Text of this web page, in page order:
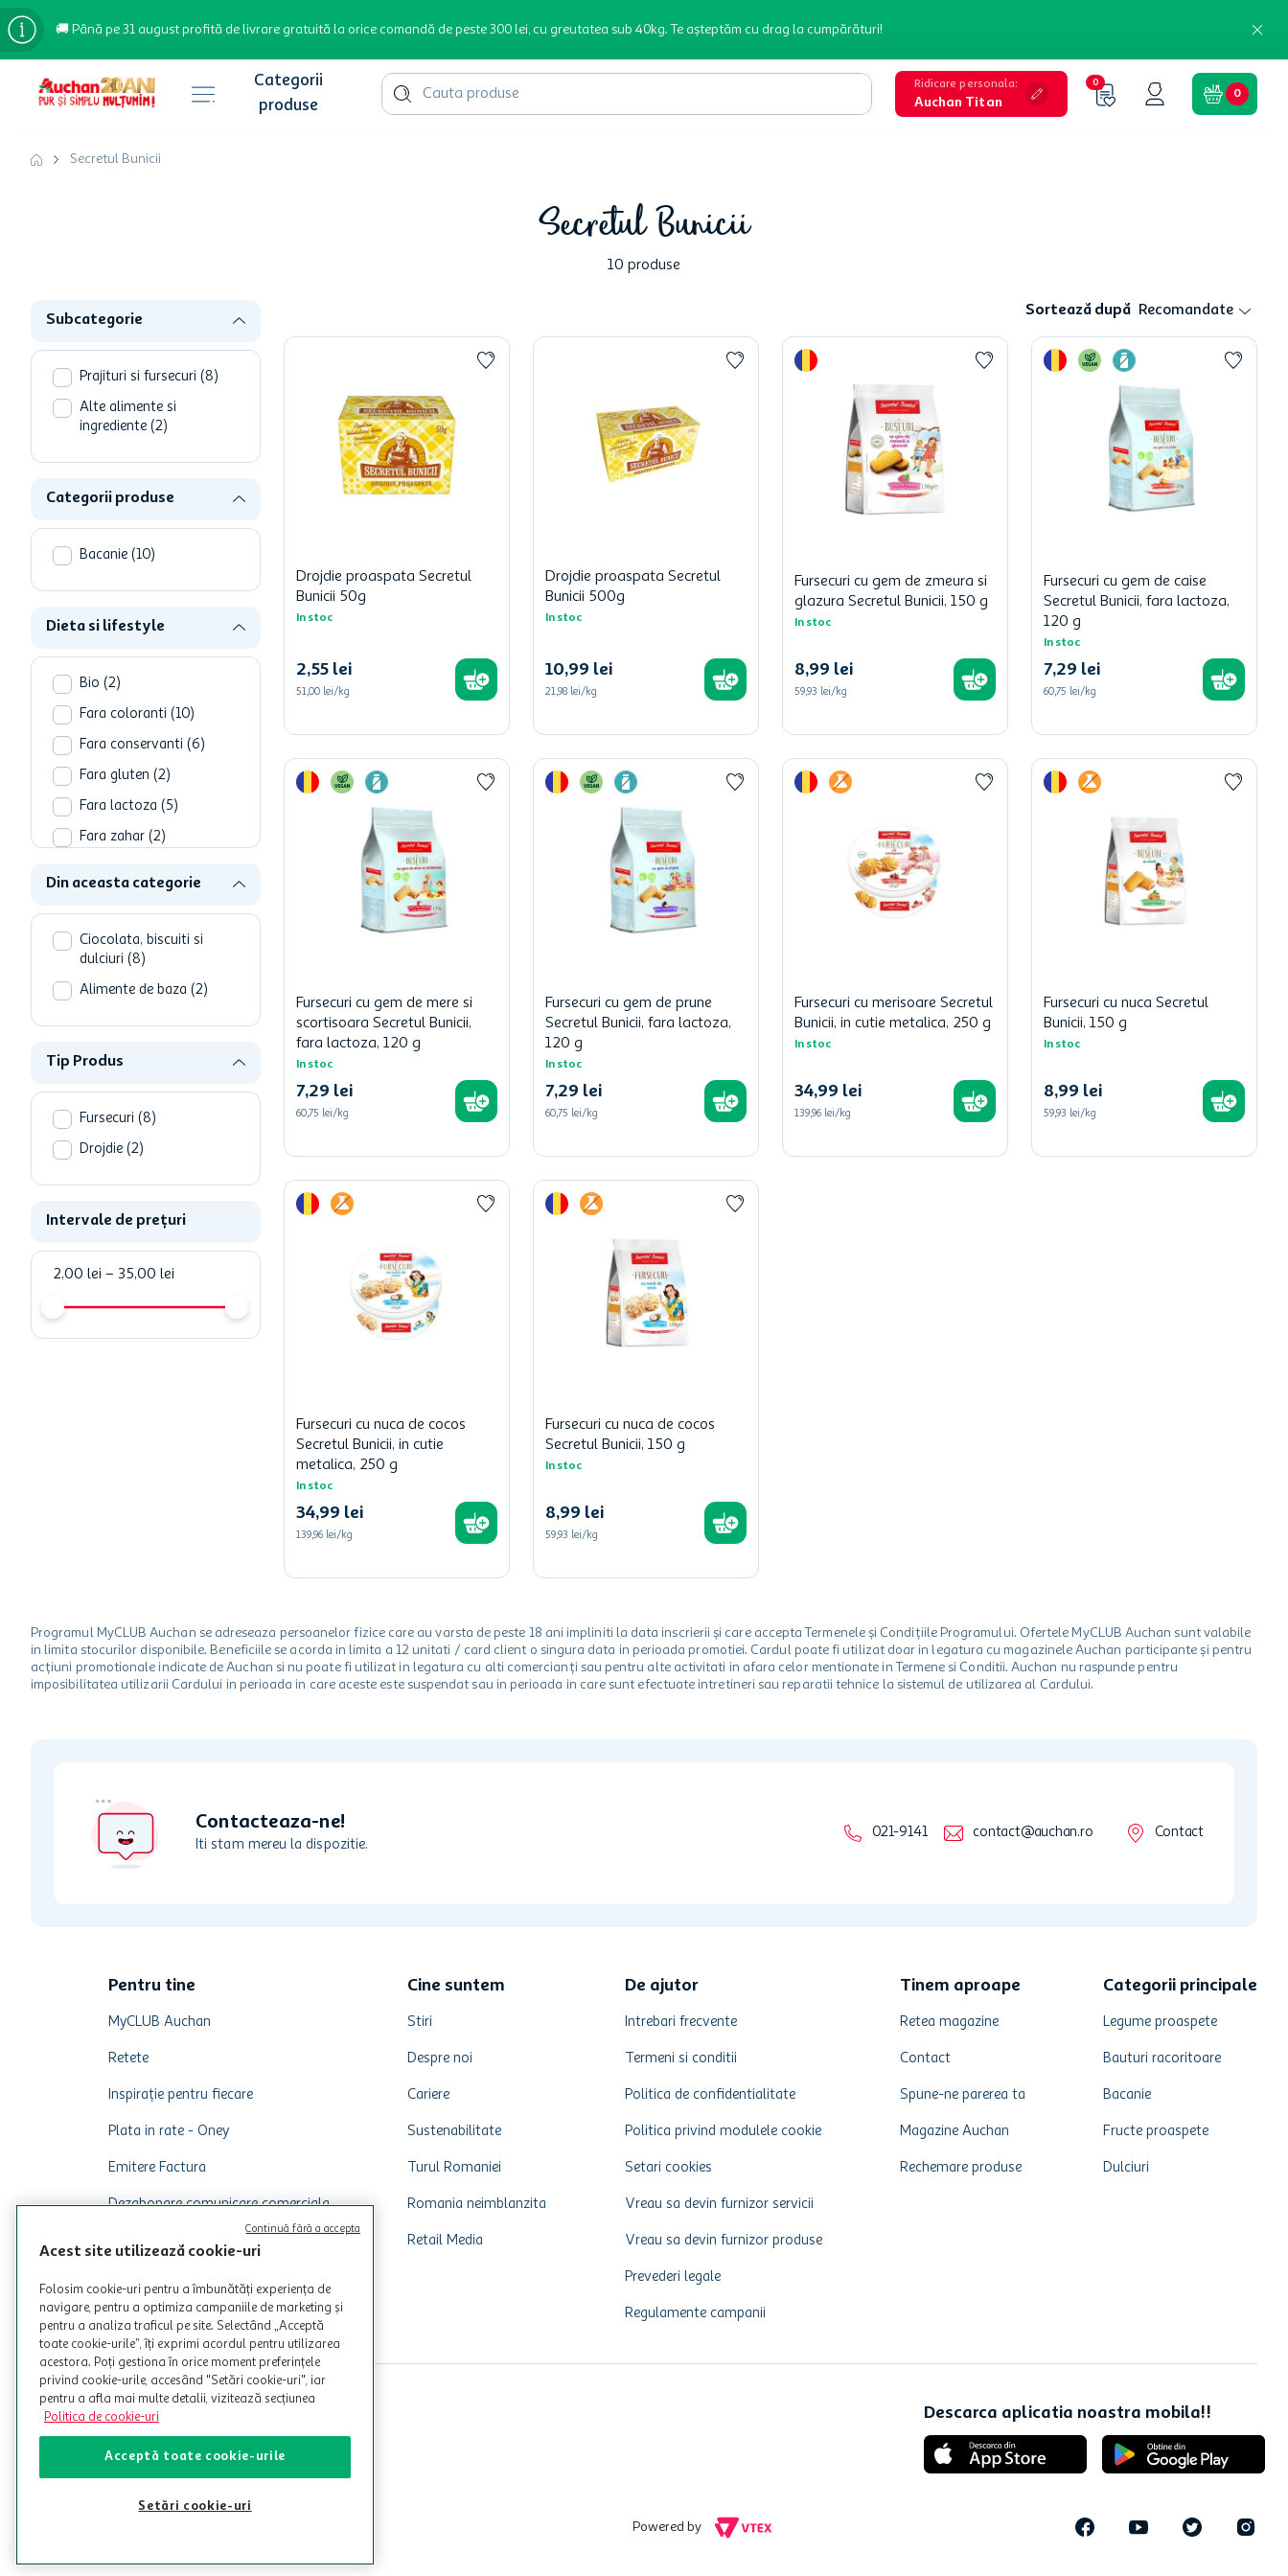
🚚 Până pe 31 august profită de livrare gratuită la orice comandă de peste 300 lei, cu greutatea sub 40kg. Te așteptăm cu drag la cumpărături!
Cauta produse
one two fun
ciocolata
Ridicare personala:
Auchan Titan
0
0
Secretul Bunicii
Secretul Bunicii
10 produse
Subcategorie
Prajituri si fursecuri ( 8 )
Alte alimente si
ingrediente (2)
Categorii produse
Bacanie (10)
Dieta si lifestyle
Bio (2)
Fara coloranti (10)
Fara conservanti (6 )
Fara gluten (2)
Fara lactoza ( 5 )
Fara zahar (2)
Din aceasta categorie
Ciocolata, biscuiti si
dulciuri ( 8 )
Alimente de baza (2)
Tip Produs
Fursecuri ( 8 )
Drojdie (2)
Intervale de prețuri
2,00 lei – 35,00 lei
Sortează după Recomandate
Drojdie proaspata Secretul
Bunicii 50g
In stoc
2,55 lei
51,00 lei/kg
Drojdie proaspata Secretul
Bunicii 500g
In stoc
10,99 lei
21,98 lei/kg
Fursecuri cu gem de zmeura si
glazura Secretul Bunicii, 150 g
In stoc
8,99 lei
59,93 lei/kg
Fursecuri cu gem de caise
Secretul Bunicii, fara lactoza,
120 g
In stoc
7,29 lei
60,75 lei/kg
Fursecuri cu gem de mere si
scortisoara Secretul Bunicii,
fara lactoza, 120 g
In stoc
7,29 lei
60,75 lei/kg
Fursecuri cu gem de prune
Secretul Bunicii, fara lactoza,
120 g
In stoc
7,29 lei
60,75 lei/kg
Fursecuri cu merisoare Secretul
Bunicii, in cutie metalica, 250 g
In stoc
34,99 lei
139,96 lei/kg
Fursecuri cu nuca Secretul
Bunicii, 150 g
In stoc
8,99 lei
59,93 lei/kg
Fursecuri cu nuca de cocos
Secretul Bunicii, in cutie
metalica, 250 g
In stoc
34,99 lei
139,96 lei/kg
Fursecuri cu nuca de cocos
Secretul Bunicii, 150 g
In stoc
8,99 lei
59,93 lei/kg
Programul MyCLUB Auchan se adreseaza persoanelor fizice care au varsta de peste 18 ani impliniti la data inscrierii și care accepta Termenele și Condițiile Programului. Ofertele MyCLUB Auchan sunt valabile
in limita stocurilor disponibile. Beneficiile se acorda in limita a 12 unitati / card client o singura data in perioada promotiei. Cardul poate fi utilizat doar in legatura cu magazinele Auchan participante și pentru
acțiuni promotionale indicate de Auchan si nu poate fi utilizat in legatura cu alti comercianți sau pentru alte activitati in afara celor mentionate in Termene si Conditii. Auchan nu raspunde pentru
imposibilitatea utilizarii Cardului in perioada in care aceste este suspendat sau in perioada in care sunt efectuate intretineri sau reparatii tehnice la sistemul de utilizarea al Cardului.
Contacteaza-ne!
Iti stam mereu la dispozitie.
021-9141 contact@auchan.ro Contact
Pentru tine
MyCLUB Auchan
Retete
Inspirație pentru fiecare
Plata in rate - Oney
Emitere Factura
Dezabonare comunicare comerciala
Cine suntem
Stiri
Despre noi
Cariere
Sustenabilitate
Turul Romaniei
Romania neimblanzita
Retail Media
De ajutor
Intrebari frecvente
Termeni si conditii
Politica de confidentialitate
Politica privind modulele cookie
Setari cookies
Vreau sa devin furnizor servicii
Vreau sa devin furnizor produse
Prevederi legale
Regulamente campanii
Tinem aproape
Retea magazine
Contact
Spune-ne parerea ta
Magazine Auchan
Rechemare produse
Categorii principale
Legume proaspete
Bauturi racoritoare
Bacanie
Fructe proaspete
Dulciuri
Descarca aplicatia noastra mobila!!
Powered by
Acest site utilizează cookie-uri
Folosim cookie-uri pentru a îmbunătăți experiența de
navigare, pentru a optimiza campaniile de marketing și
pentru a analiza traficul pe site. Selectând „Acceptă
toate cookie-urile”, îți exprimi acordul pentru utilizarea
acestora. Poți gestiona în orice moment preferințele
privind cookie-urile, accesând "Setări cookie-uri", iar
pentru a afla mai multe detalii, vizitează secțiunea
Politica de cookie-uri
Acceptă toate cookie-urile
Setări cookie-uri
Continuă fără a accepta